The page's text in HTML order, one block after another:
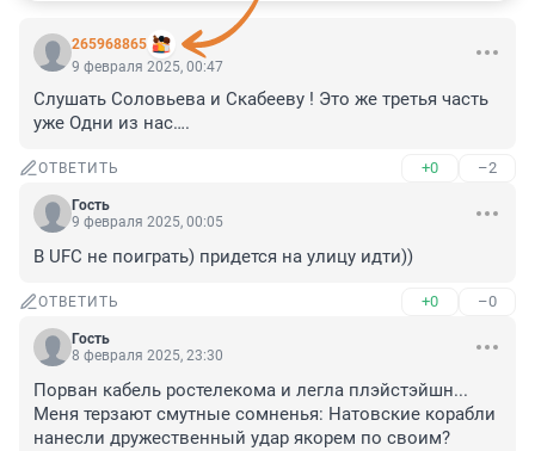
265968865
9 февраля 2025, 00:47
Слушать Соловьева и Скабееву ! Это же третья часть
уже Одни из нас….
ОТВЕТИТЬ +0 –2
Гость
9 февраля 2025, 00:05
В UFC не поиграть) придется на улицу идти))
ОТВЕТИТЬ +0 –0
Гость
8 февраля 2025, 23:30
Порван кабель ростелекома и легла плэйстэйшн...
Меня терзают смутные сомненья: Натовские корабли
нанесли дружественный удар якорем по своим?